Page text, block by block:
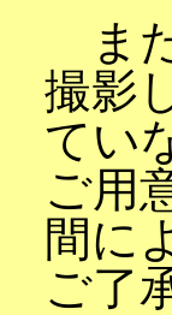
ま
撮影
てい
ご用
間に
ご了